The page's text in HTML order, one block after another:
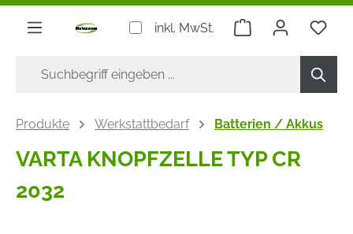
springen
inkl. MwSt. Warenkorb
Produkte Werkstattbedarf Batterien / Akkus
VARTA KNOPFZELLE TYP CR
2032